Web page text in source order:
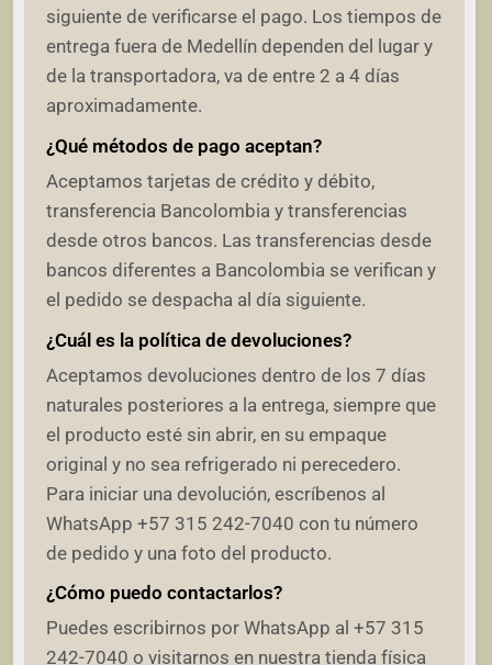
siguiente de verificarse el pago. Los tiempos de
entrega fuera de Medellín dependen del lugar y
de la transportadora, va de entre 2 a 4 días
aproximadamente.
¿Qué métodos de pago aceptan?
Aceptamos tarjetas de crédito y débito,
transferencia Bancolombia y transferencias
desde otros bancos. Las transferencias desde
bancos diferentes a Bancolombia se verifican y
el pedido se despacha al día siguiente.
¿Cuál es la política de devoluciones?
Aceptamos devoluciones dentro de los 7 días
naturales posteriores a la entrega, siempre que
el producto esté sin abrir, en su empaque
original y no sea refrigerado ni perecedero.
Para iniciar una devolución, escríbenos al
WhatsApp +57 315 242-7040 con tu número
de pedido y una foto del producto.
¿Cómo puedo contactarlos?
Puedes escribirnos por WhatsApp al +57 315
242-7040 o visitarnos en nuestra tienda física